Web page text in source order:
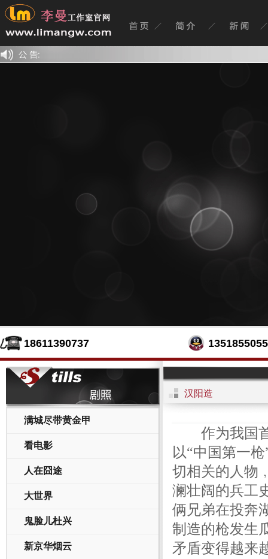
18611390737 1351855055
满城尽带黄金甲
看电影
人在囧途
大世界
鬼脸儿杜兴
新京华烟云
汉阳造
作为我国首
以“中国第一
切相关的人物
澜壮阔的兵
俩兄弟在投奔
制造的枪发生
矛盾变得越来